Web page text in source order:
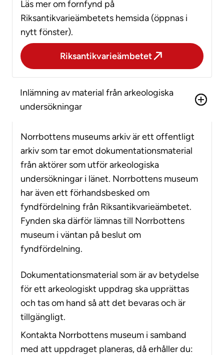
Läs mer om fornfynd på
Riksantikvarieämbetets hemsida (öppnas i
nytt fönster).
Riksantikvarieämbetet
Inlämning av material från arkeologiska
undersökningar
Norrbottens museums arkiv är ett offentligt
arkiv som tar emot dokumentationsmaterial
från aktörer som utför arkeologiska
undersökningar i länet. Norrbottens museum
har även ett förhandsbesked om
fyndfördelning från Riksantikvarieämbetet.
Fynden ska därför lämnas till Norrbottens
museum i väntan på beslut om
fyndfördelning.
Dokumentationsmaterial som är av betydelse
för ett arkeologiskt uppdrag ska upprättas
och tas om hand så att det bevaras och är
tillgängligt.
Kontakta Norrbottens museum i samband
med att uppdraget planeras, då erhåller du: